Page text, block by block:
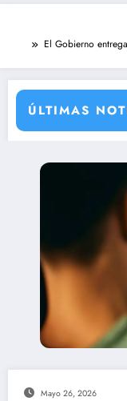
El Gobierno
ÚLTIMAS
a ‘La Hora de La
Mayo 26, 2026